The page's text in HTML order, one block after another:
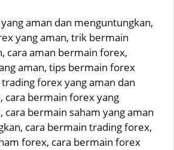
aman dan menguntungkan,
yang aman, trik bermain
cara aman bermain forex,
aman, tips bermain forex
forex yang aman dan
cara bermain forex yang
cara bermain saham yang aman
cara bermain trading forex,
forex, cara bermain forex